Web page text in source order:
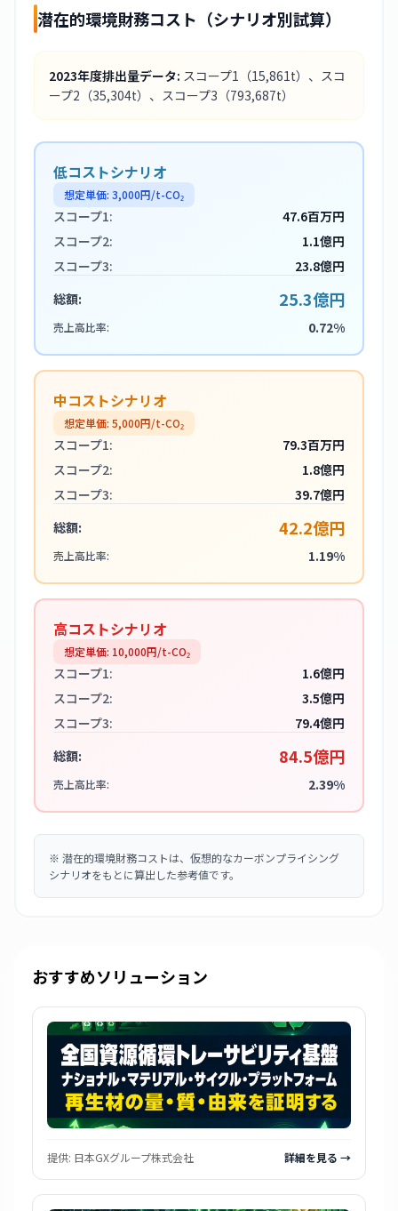
潜在的環境財務コスト（シナリオ別試算）
2023年度排出量データ: スコープ1 （15,861t） 、スコ
ープ2 （35,304t） 、スコープ3 （793,687t）
低コストシナリオ
想定単価: 3,000円/t-CO₂
スコープ1:
47.6百万円
スコープ2:
1.1億円
スコープ3:
23.8億円
総額:
25.3億円
売上高比率: 0.72%
中コストシナリオ
想定単価: 5,000円/t-CO₂
スコープ1:
79.3百万円
スコープ2:
1.8億円
スコープ3:
39.7億円
総額:
42.2億円
売上高比率: 1.19%
高コストシナリオ
想定単価: 10,000円/t-CO₂
スコープ1:
1.6億円
スコープ2:
3.5億円
スコープ3:
79.4億円
総額:
84.5億円
売上高比率: 2.39%
※ 潜在的環境財務コストは、仮想的なカーボンプライシング
シナリオをもとに算出した参考値です。
おすすめソリューション
提供: 日本GXグループ株式会社 詳細を見る →